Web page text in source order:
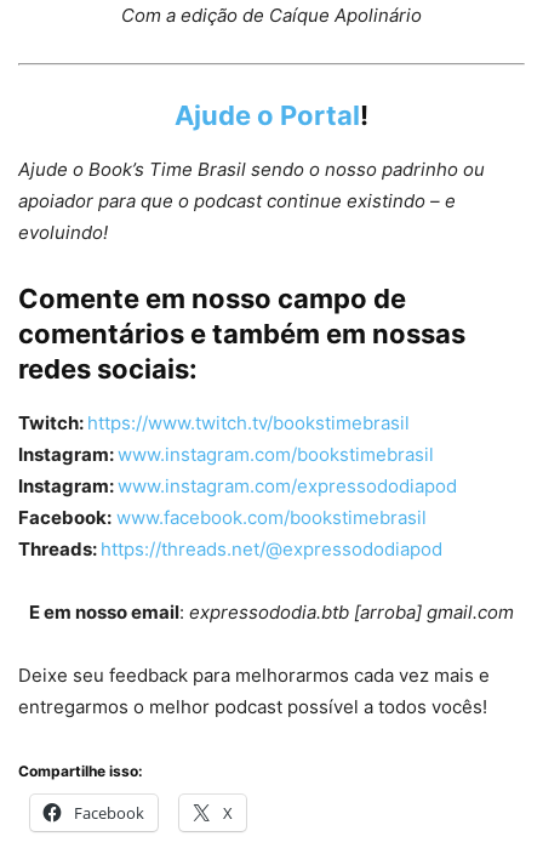
Com a edição de Caíque Apolinário
⁠Ajude o Portal⁠!
Ajude o Book’s Time Brasil sendo o nosso padrinho ou
apoiador para que o podcast continue existindo – e
evoluindo!
Comente em nosso campo de
comentários e também em nossas
redes sociais:
Twitch: https://www.twitch.tv/bookstimebrasil
Instagram:www.instagram.com/bookstimebrasil
Instagram:www.instagram.com/expressododiapod
Facebook: www.facebook.com/bookstimebrasil
Threads: https://threads.net/@expressododiapod
E em nosso email: expressododia.btb [arroba] gmail.com
Deixe seu feedback para melhorarmos cada vez mais e
entregarmos o melhor podcast possível a todos vocês!
Compartilhe isso:
Facebook X